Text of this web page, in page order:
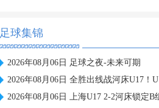
足球集锦
2026年08月06日 足球之夜-未来可期
2026年08月06日 全胜出线战河床U17！U17国足2-1十人药厂
2026年08月06日 上海U17 2-2河床锁定B组第1 吕孟洋点射阿